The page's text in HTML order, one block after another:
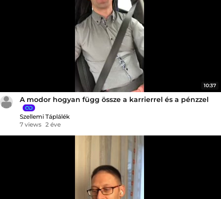
10:37
A modor hogyan függ össze a karrierrel és a pénzzel
Szellemi Táplálék
7 views 2 éve